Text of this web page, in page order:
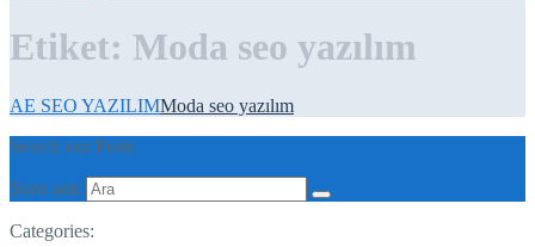
Etiket: Moda seo yazılım
AE SEO YAZILIMModa seo yazılım
Search our Posts
Şunu ara:
Categories: